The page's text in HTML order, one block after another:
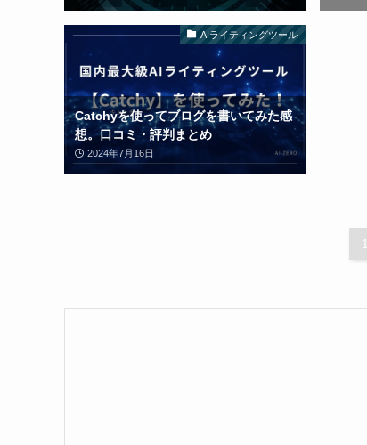
AIライティングツール
Catchyを使ってブログを書いてみた感
想。口コミ・評判まとめ
2024年7月16日
1